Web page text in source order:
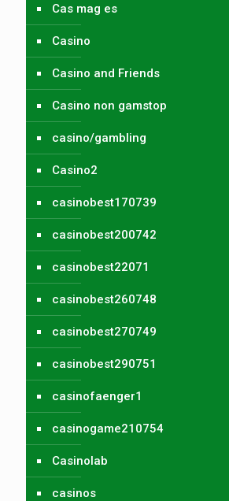
Cas mag es
Casino
Casino and Friends
Casino non gamstop
casino/gambling
Casino2
casinobest170739
casinobest200742
casinobest22071
casinobest260748
casinobest270749
casinobest290751
casinofaenger1
casinogame210754
Casinolab
casinos